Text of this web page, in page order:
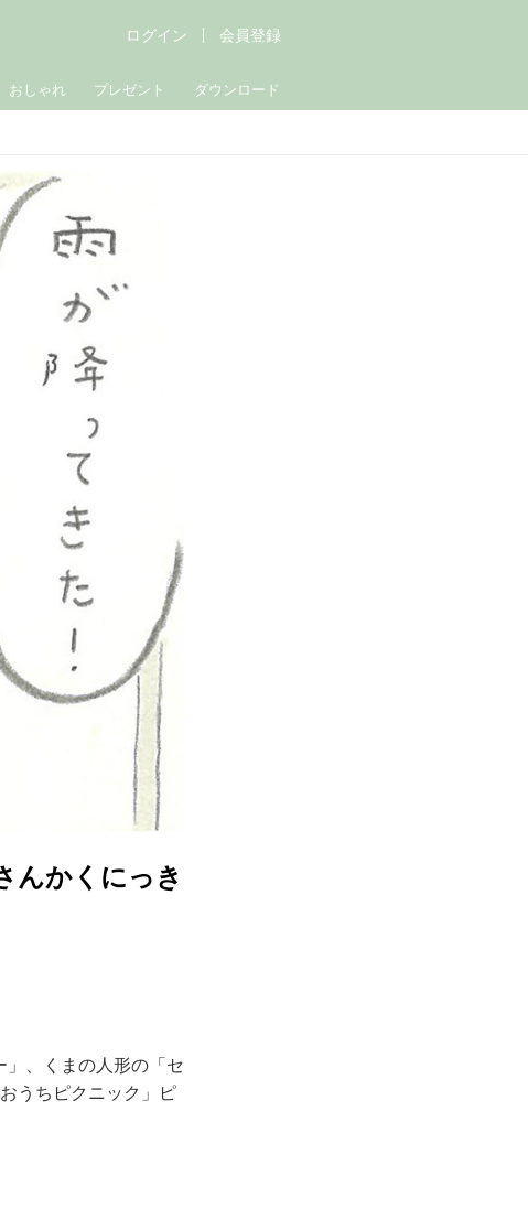
おしゃれ プレゼント ダウンロード
ログイン 会員登録
んかくにっき
」、くまの人形の「セ
うちピクニック」ピ